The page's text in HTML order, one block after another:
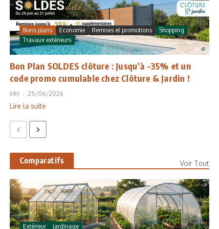
Bons plans Economie Remises et promotions
Shopping
Travaux extérieurs
Bon Plan SOLDES clôture : Jusqu’à -35% et un
code promo cumulable chez Clôture & Jardin !
MH 25/06/2026
Lire la suite
Comparatifs Voir Tout
Extérieur Jardinage